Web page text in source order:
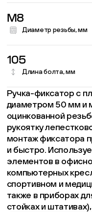
M8
Диаметр резьбы, мм
105
Длина болта, мм
Ручка-фиксатор с
диаметром 50 мм и
оцинкованной
рукоятку
монтаж фиксатора
и быстро.
элементов в
компьютерных
спортивном и
также в приборах
стойках и